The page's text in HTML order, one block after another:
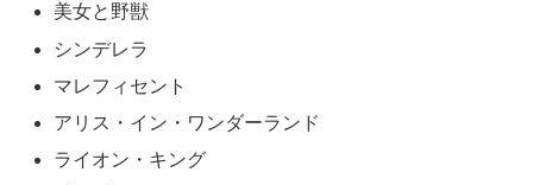
美女と野獣
シンデレラ
マレフィセント
アリス・イン・ワンダーランド
ライオン・キング